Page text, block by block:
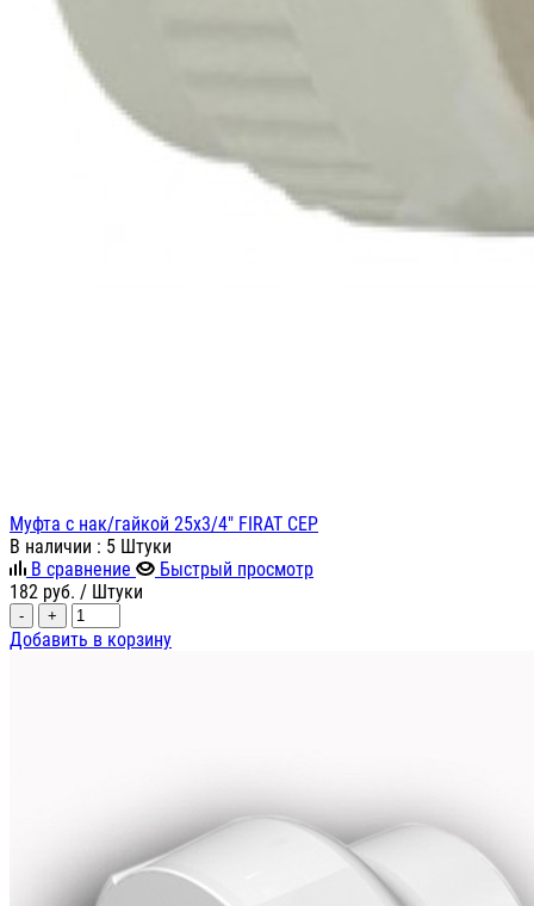
Муфта с нак/гайкой 25х3/4" FIRAT СЕР
В наличии : 5 Штуки
В сравнение
Быстрый просмотр
182 руб. / Штуки
- +
Добавить в корзину